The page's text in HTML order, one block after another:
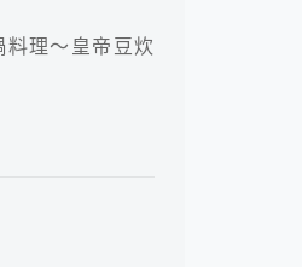
料理～皇帝豆炊